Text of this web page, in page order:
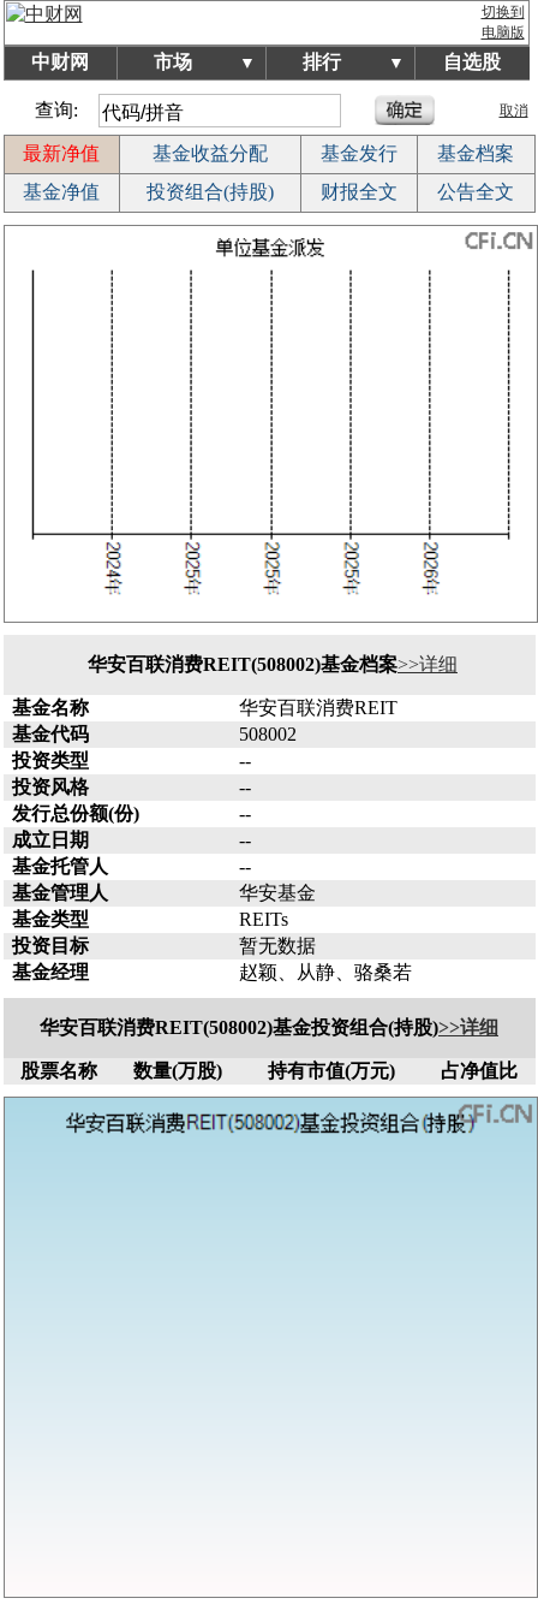
切换到
电脑版
中财网 市场 ▼ 排行 ▼ 自选股
查询: 取消
最新净值 基金收益分配 基金发行
基金档案
基金净值
投资组合(持股) 财报全文 公告全文
华安百联消费REIT(508002)基金档案>>详细
基金名称
华安百联消费REIT
基金代码
508002
投资类型
--
投资风格
--
发行总份额(份)
--
成立日期
--
基金托管人
--
基金管理人
华安基金
基金类型
REITs
投资目标
暂无数据
基金经理
赵颖、从静、骆桑若
华安百联消费REIT(508002)基金投资组合(持股)>>详细
股票名称 数量(万股) 持有市值(万元) 占净值比